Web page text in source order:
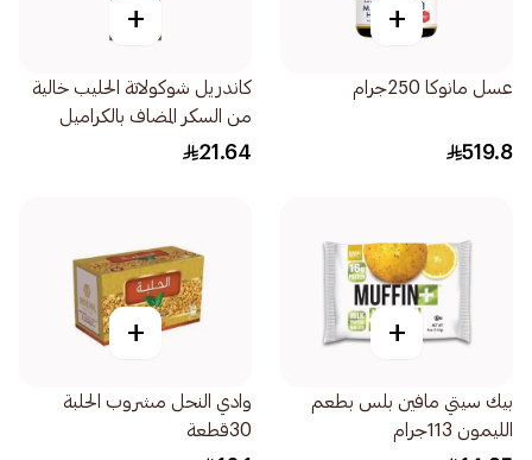
+
عسل مانوكا 250جرام
519.8
+
كاندريل شوكولاتة الحليب خالية
من السكر المضاف بالكراميل
المملح 100جرام
21.64
+
بيك سيتي مافين بلس بطعم
الليمون 113جرام
+
وادي النحل مشروب الحلبة
30قطعة